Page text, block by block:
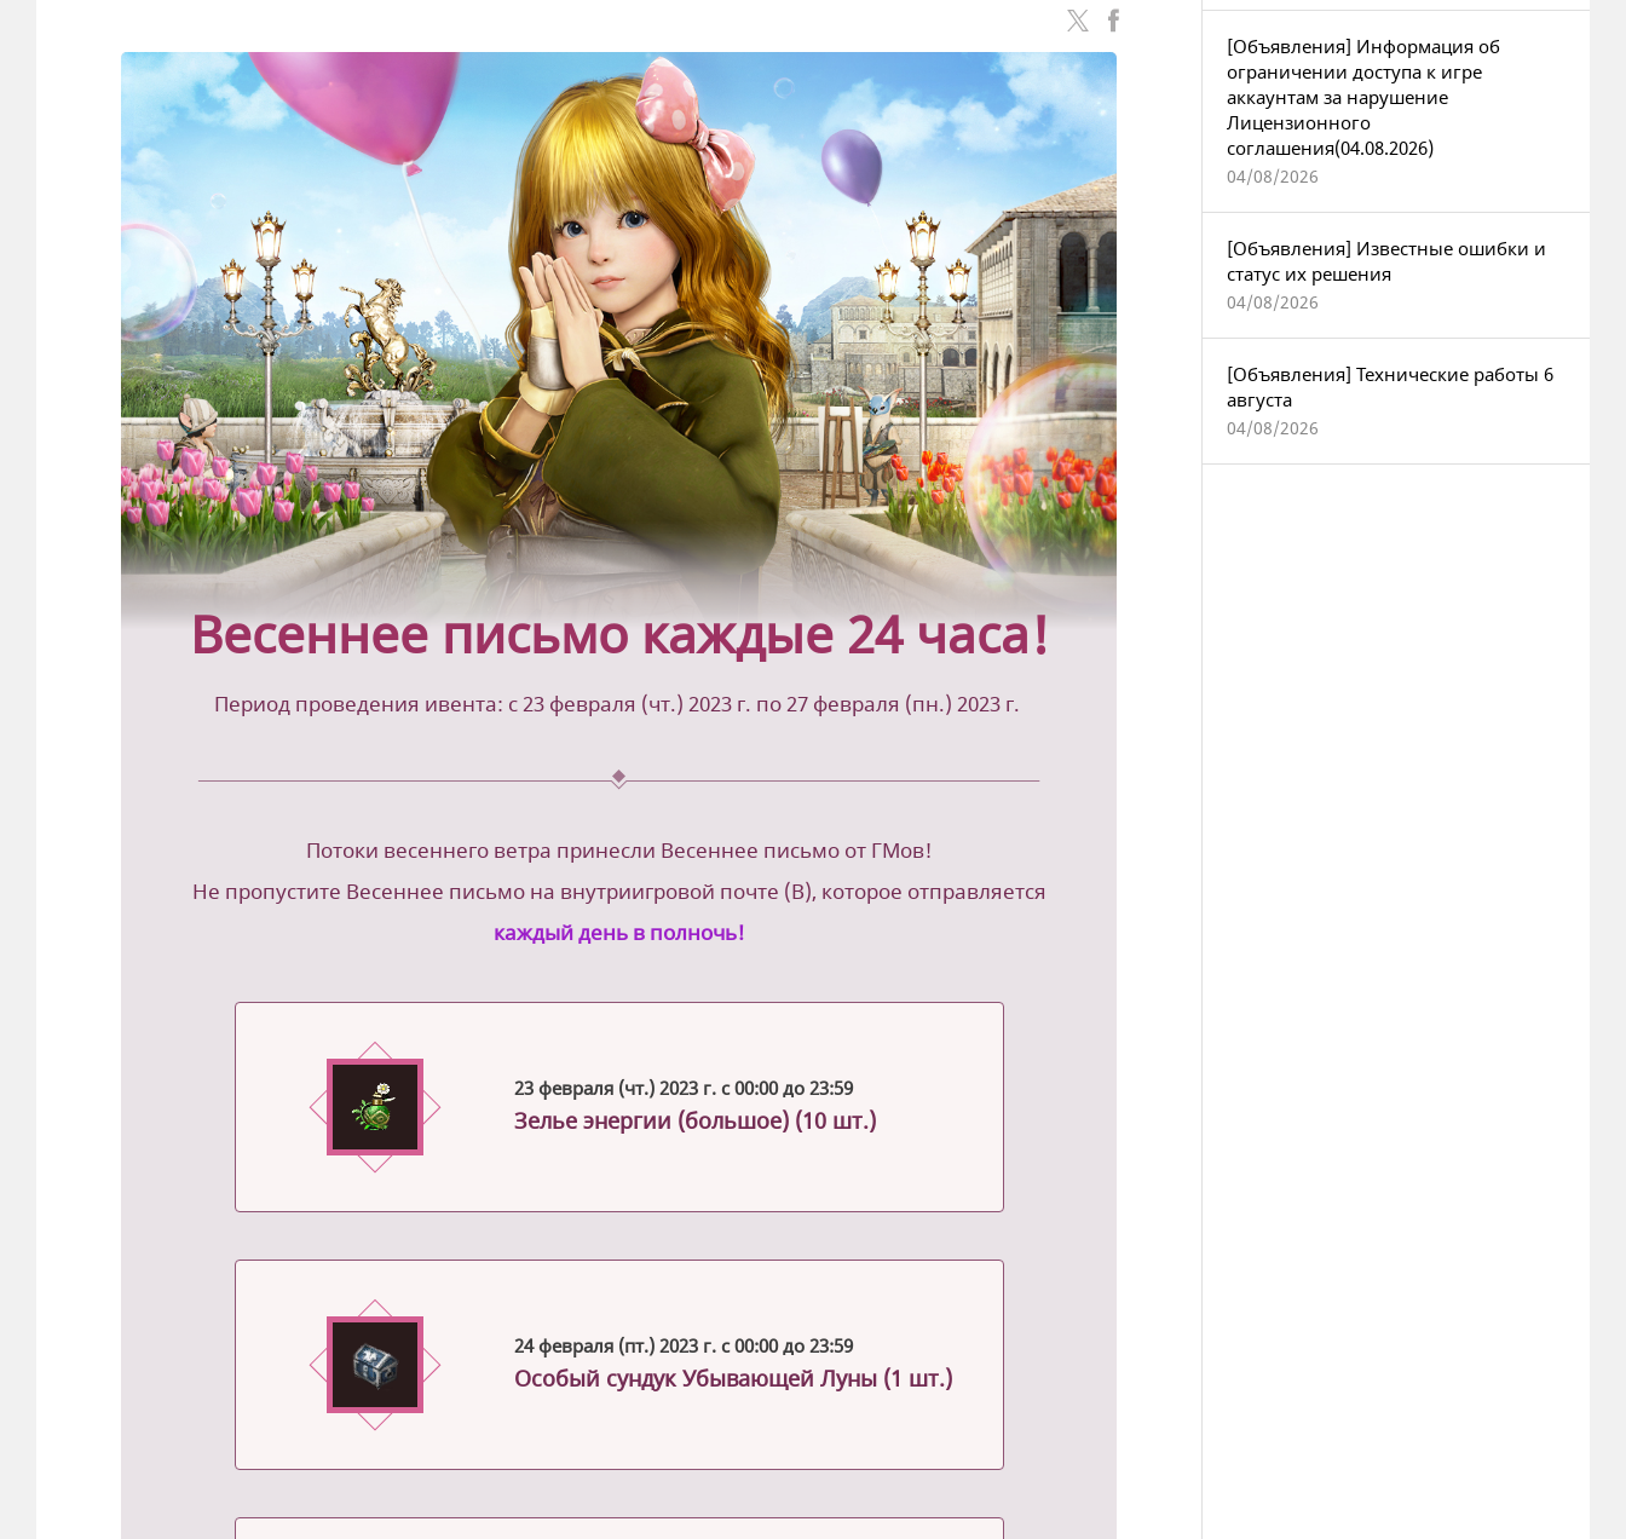
классов
Весеннее письмо каждые 24 часа!
Период проведения ивента: с 23 февраля (чт.) 2023 г. по 27 февраля (пн.) 2023 г.
Потоки весеннего ветра принесли Весеннее письмо от ГМов!
Не пропустите Весеннее письмо на внутриигровой почте (B), которое отправляется
каждый день в полночь!
23 февраля (чт.) 2023 г. с 00:00 до 23:59
Зелье энергии (большое) (10 шт.)
24 февраля (пт.) 2023 г. с 00:00 до 23:59
Особый сундук Убывающей Луны (1 шт.)
[Объявления] Информация об
ограничении доступа к игре
аккаунтам за нарушение
Лицензионного
соглашения(04.08.2026)
04/08/2026
[Объявления] Известные ошибки и
статус их решения
04/08/2026
[Объявления] Технические работы 6
августа
04/08/2026